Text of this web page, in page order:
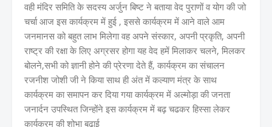
वही मंदिर समिति के सदस्य अर्जुन बिष्ट ने बताया वेद पुराणों व योग की जो
चर्चा आज इस कार्यक्रम में हुई , इससे कार्यक्रम में आने वाले आम
जनमानस को बहुत लाभ मिलेगा वह अपने संस्कार, अपनी प्रकृति, अपनी
राष्ट्र की रक्षा के लिए अग्रसर होगा यह वेद हमें मिलाकर चलने, मिलकर
बोलने,सभी को ज्ञानी होने की प्रेरणा देते हैं, कार्यक्रम का संचालन
रजनीश जोशी जी ने किया साथ ही अंत में कल्याण मंत्र के साथ
कार्यक्रम का समापन कर दिया गया कार्यक्रम में अल्मोड़ा की जनता
जनार्दन उपस्थित जिन्होंने इस कार्यक्रम में बढ़ चढकर हिस्सा लेकर
कार्यक्रम की शोभा बढ़ाई